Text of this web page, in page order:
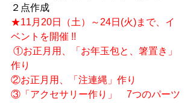
２点作成
★11月20日（土）～24日(火)まで、イ
ベントを開催 !!
作り
②お正月用、「注連縄」作り
③「アクセサリー作り」　7つのパーツ